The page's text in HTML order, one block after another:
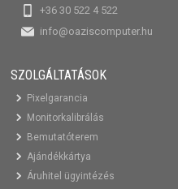
+36 30 522 4 522
info@oaziscomputer.hu
SZOLGÁLTATÁSOK
Pixelgarancia
Monitorkalibrálás
Bemutatóterem
Ajándékkártya
Áruhitel ügyintézés